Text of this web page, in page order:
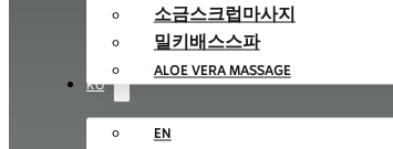
소금스크럽마사지
밀키배스스파
ALOE VERA MASSAGE
KO
EN